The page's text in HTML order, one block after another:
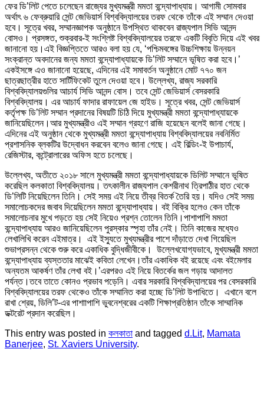
ফের ডি’লিট পেতে চলেছেন রাজ্যের মুখ্যমন্ত্রী মমতা বন্দ্যোপাধ্যায়। আগামী সোমবার
অর্থাৎ ৬ ফেব্রুয়ারি সেন্ট জেভিয়ার্স বিশ্ববিদ্যালয়ের তরফ থেকে তাঁকে এই সম্মান দেওয়া
হবে। সূত্রে খবর, সম্মানজ্ঞাপক অনুষ্ঠানে উপস্থিত থাকবেন রাজ্যপাল সিভি আনন্দ
বোসও। প্রসঙ্গত, শুক্রবার-ই সংশ্লিষ্ট বিশ্ববিদ্যালয়ের তরফে একটি বিবৃতি দিয়ে এই খবর
জানানো হয়।এই বিজ্ঞপ্তিতে আরও বলা হয় যে, ‘পশ্চিমবঙ্গের উচ্চশিক্ষায় উন্নয়ন
সংক্রান্ত অবদানের জন্য মমতা বন্দ্যোপাধ্যায়কে ডি’লিট সম্মানে ভূষিত করা হবে।’
একইসঙ্গে এও জানানো হয়েছে, এদিনের এই সমাবর্তন অনুষ্ঠানে মোট ৭৭০ জন
ছাত্রছাত্রীর হাতে সার্টিফিকেট তুলে দেওয়া হবে। উল্লেখ্য, রাজ্য সরকারি
বিশ্ববিদ্যালয়গুলির আচার্য সিভি আনন্দ বোস। তবে সেন্ট জেভিয়ার্স বেসরকারি
বিশ্ববিদ্যালয়। এর আচার্য ফাদার রাফায়েল জে হাইড। সূত্রে খবর, সেন্ট জেভিয়ার্স
কর্তৃপক্ষ ডি’লিট সম্মান প্রদানের বিষয়টি চিঠি দিয়ে মুখ্যমন্ত্রী মমতা বন্দ্যোপাধ্যায়কে
জানিয়েছিলেন।আর মুখ্যমন্ত্রীও এই সম্মান গ্রহণে রাজি হয়েছেন বলেই জানা গেছে।
এদিনের এই অনুষ্ঠান থেকে মুখ্যমন্ত্রী মমতা বন্দ্যোপাধ্যায় বিশ্ববিদ্যালয়ের নবনির্মিত
প্রশাসনিক ব্লকটির উদ্বোধন করবেন বলেও জানা গেছে। এই বিল্ডিং-ই উপাচার্য,
রেজিস্টার, কন্ট্রোলারের অফিস হতে চলেছে।
উল্লেখ্য, অতীতে ২০১৮ সালে মুখ্যমন্ত্রী মমতা বন্দ্যোপাধ্যায়কে ডিলিট সম্মানে ভূষিত
করেছিল কলকাতা বিশ্ববিদ্যালয়। তৎকালীন রাজ্যপাল কেশরীনাথ ত্রিপাঠীর হাত থেকে
ডি’লিটি নিয়েছিলেন তিনি। সেই সময় এই নিয়ে তীব্র বিতর্ক তৈরি হয়। যদিও সেই সময়
সমালোচকদের জবাব দিয়েছিলেন মমতা বন্দ্যোপাধ্যায়। বই বিক্রি হলেও কেন তাঁকে
সমালোচনার মুখে পড়তে হয় সেই নিয়েও প্রশ্ন তোলেন তিনি।পাশাপাশি মমতা
বন্দ্যোপাধ্যায় আরও জানিয়েছিলেন পুরস্কার স্পৃহা তাঁর নেই। তিনি কাজের মধ্যেও
লেখালিখি করেন এইমাত্র। এই ইস্যুতে মুখ্যমন্ত্রীর পাশে দাঁড়াতে দেখা গিয়েছিল
শুভাপ্রসন্ন থেকে শুরু করে একাধিক বুদ্ধিজীবীকে। উল্লেখযোগ্যভাবে, মুখ্যমন্ত্রী মমতা
বন্দ্যোপাধ্যায় ব্যস্ততার মাঝেই কবিতা লেখেন।তাঁর একাধিক বই রয়েছে এবং বইমেলার
অন্যতম আকর্ষণ তাঁর লেখা বই।’এরপরও এই নিয়ে বিতর্কের জল গড়ায় আদালত
পর্যন্ত।তবে তাতে কোনও প্রভাব পড়েনি। এবার সরকারি বিশ্ববিদ্যালয়ের পর বেসরকারি
বিশ্ববিদ্যালয়ের তরফ থেকেও তাঁকে সম্মানিত করা হচ্ছে ডি’লিট উপাধিতে। এখানে বলে
রাখা শ্রেয়, ডিলি’ট-এর পাশাাপাশি ভুবনেশ্বরের একটি শিক্ষাপ্রতিষ্ঠান তাঁকে সাম্মানিক
ডক্টরেট প্রদান করেছিল।
This entry was posted in কলকাতা and tagged d.Lit, Mamata
Banerjee, St. Xaviers University.